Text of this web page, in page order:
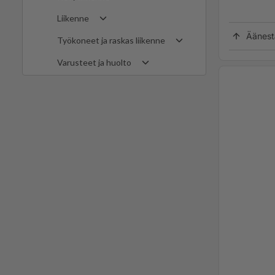
Liikenne
Työkoneet ja raskas liikenne
Varusteet ja huolto